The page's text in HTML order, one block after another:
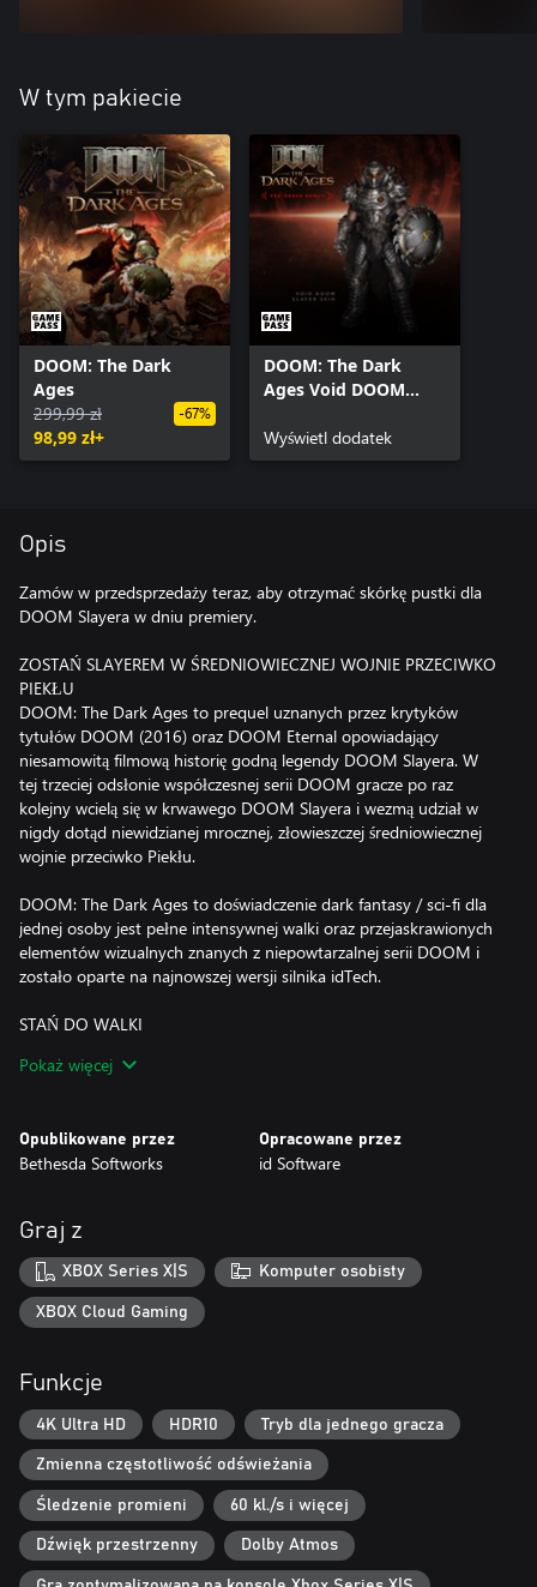
W tym pakiecie
DOOM: The Dark
Ages
299,99 zł
98,99 zł+
-67%
DOOM: The Dark
Ages Void DOOM
Wyświetl dodatek
Opis
Zamów w przedsprzedaży teraz, aby otrzymać skórkę pustki dla
DOOM Slayera w dniu premiery.
ZOSTAŃ SLAYEREM W ŚREDNIOWIECZNEJ WOJNIE PRZECIWKO
PIEKŁU
DOOM: The Dark Ages to prequel uznanych przez krytyków
tytułów DOOM (2016) oraz DOOM Eternal opowiadający
niesamowitą filmową historię godną legendy DOOM Slayera. W
tej trzeciej odsłonie współczesnej serii DOOM gracze po raz
kolejny wcielą się w krwawego DOOM Slayera i wezmą udział w
nigdy dotąd niewidzianej mrocznej, złowieszczej średniowiecznej
wojnie przeciwko Piekłu.
DOOM: The Dark Ages to doświadczenie dark fantasy / sci-fi dla
jednej osoby jest pełne intensywnej walki oraz przejaskrawionych
elementów wizualnych znanych z niepowtarzalnej serii DOOM i
zostało oparte na najnowszej wersji silnika idTech.
STAŃ DO WALKI
ulubionym narzędziom zniszczenia, takim jak superstrzelba, ale
demonów polach bitwy, biorąc udział w zajadłych naziemnych
starciach, z jakich słynna jest oryginalna gra DOOM. Wznieś się w
ulepszonemu systemowi zabójstw chwały. Tylko Slayer jest na
tyle potężny, by władać tymi niszczycielskimi narzędziami chaosu.
RZĄDŹ W PIEKLE
Zobowiązany, by służyć za superbroń bogów i królów, DOOM
próbuje go zniszczyć i zostać jedynym, którego wszyscy będą się
obawiać. Zobacz narodziny legendy, gdy Slayer stawi czoła
całemu Piekłu i odwróci losy wojny.
ODKRYJ NIEZNANE KRAINY
Podczas swej misji mającej na celu zniszczenie legionów Piekła
Slayer musi przenieść walkę do niewidzianych dotąd krain.
Tajemnice, wyzwania oraz nagrody czają się tu w każdym zakątku
ruin zamków, niesamowitych pól bitewnych, mrocznych lasów,
Pokaż więcej
Opublikowane przez
Bethesda Softworks
Opracowane przez
id Software
Graj z
XBOX Series X|S Komputer osobisty
XBOX Cloud Gaming
Funkcje
4K Ultra HD HDR10 Tryb dla jednego gracza
Zmienna częstotliwość odświeżania
Śledzenie promieni 60 kl./s i więcej
Dźwięk przestrzenny Dolby Atmos